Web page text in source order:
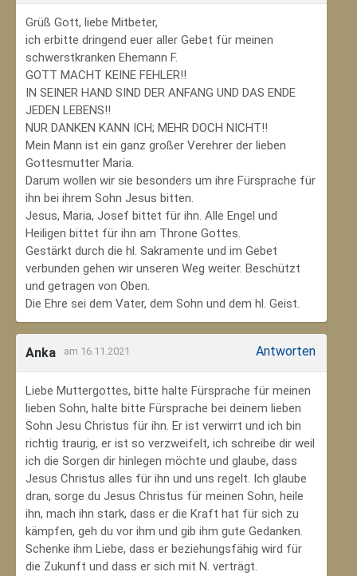
Grüß Gott, liebe Mitbeter,
ich erbitte dringend euer aller Gebet für meinen
schwerstkranken Ehemann F.
GOTT MACHT KEINE FEHLER!!
IN SEINER HAND SIND DER ANFANG UND DAS ENDE
JEDEN LEBENS!!
NUR DANKEN KANN ICH; MEHR DOCH NICHT!!
Mein Mann ist ein ganz großer Verehrer der lieben
Gottesmutter Maria.
Darum wollen wir sie besonders um ihre Fürsprache für
ihn bei ihrem Sohn Jesus bitten.
Jesus, Maria, Josef bittet für ihn. Alle Engel und
Heiligen bittet für ihn am Throne Gottes.
Gestärkt durch die hl. Sakramente und im Gebet
verbunden gehen wir unseren Weg weiter. Beschützt
und getragen von Oben.
Die Ehre sei dem Vater, dem Sohn und dem hl. Geist.
Anka am 16.11.2021 Antworten
Liebe Muttergottes, bitte halte Fürsprache für meinen
lieben Sohn, halte bitte Fürsprache bei deinem lieben
Sohn Jesu Christus für ihn. Er ist verwirrt und ich bin
richtig traurig, er ist so verzweifelt, ich schreibe dir weil
ich die Sorgen dir hinlegen möchte und glaube, dass
Jesus Christus alles für ihn und uns regelt. Ich glaube
dran, sorge du Jesus Christus für meinen Sohn‚ heile
ihn, mach ihn stark, dass er die Kraft hat für sich zu
kämpfen, geh du vor ihm und gib ihm gute Gedanken.
Schenke ihm Liebe, dass er beziehungsfähig wird für
die Zukunft und dass er sich mit N. verträgt.